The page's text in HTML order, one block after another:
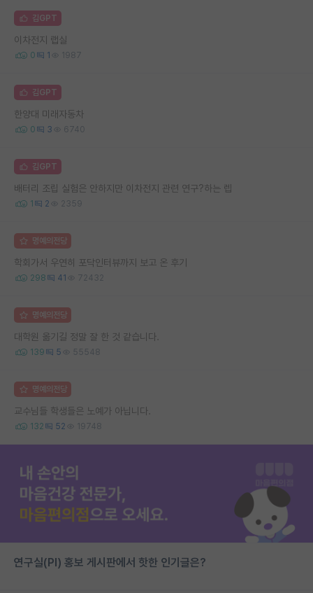
김GPT
이차전지 랩실
0 1 1987
김GPT
한양대 미래자동차
0 3 6740
김GPT
배터리 조립 실험은 안하지만 이차전지 관련 연구?하는 렙
1 2 2359
명예의전당
학회가서 우연히 포닥인터뷰까지 보고 온 후기
298 41 72432
명예의전당
대학원 옮기길 정말 잘 한 것 같습니다.
139 5 55548
명예의전당
교수님들 학생들은 노예가 아닙니다.
132 52 19748
연구실(PI) 홍보 게시판에서 핫한 인기글은?